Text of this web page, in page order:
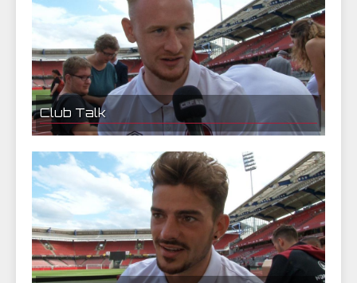
Club Talk
Sebastian Kerk im Interview
25.07.2017 22:26 | CEF Nürnberg